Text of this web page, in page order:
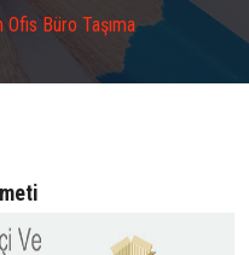
Ofis Büro Taşıma